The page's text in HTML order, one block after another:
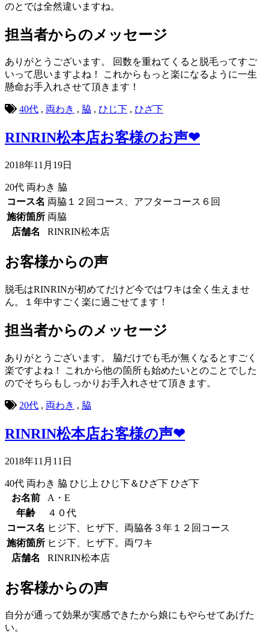
のとでは全然違いますね。
担当者からのメッセージ
ありがとうございます。 回数を重ねてくると脱毛ってすご
いって思いますよね！ これからもっと楽になるように一生
懸命お手入れさせて頂きます！
40代 , 両わき , 脇 , ひじ下 , ひざ下
RINRIN松本店お客様のお声❤
2018年11月19日
20代 両わき 脇
コース名 両脇１２回コース、アフターコース６回
施術箇所 両脇
店舗名
RINRIN松本店
お客様からの声
脱毛はRINRINが初めてだけど今ではワキは全く生えませ
ん。１年中すごく楽に過ごせてます！
担当者からのメッセージ
ありがとうございます。 脇だけでも毛が無くなるとすごく
楽ですよね！ これから他の箇所も始めたいとのことでした
のでそちらもしっかりお手入れさせて頂きます。
20代 , 両わき , 脇
RINRIN松本店お客様の声❤
2018年11月11日
40代 両わき 脇 ひじ上 ひじ下＆ひざ下 ひざ下
お名前
A・E
年齢
４０代
コース名 ヒジ下、ヒザ下、両脇各３年１２回コース
施術箇所 ヒジ下、ヒザ下。両ワキ
店舗名
RINRIN松本店
お客様からの声
自分が通って効果が実感できたから娘にもやらせてあげた
い。